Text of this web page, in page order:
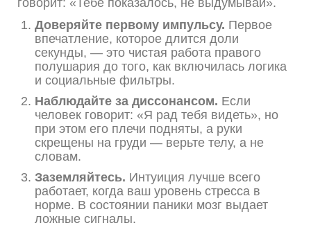
говорит: «Тебе показалось, не выдумывай».
Доверяйте первому импульсу. Первое
впечатление, которое длится доли
секунды, — это чистая работа правого
полушария до того, как включилась логика
и социальные фильтры.
Наблюдайте за диссонансом. Если
человек говорит: «Я рад тебя видеть», но
при этом его плечи подняты, а руки
скрещены на груди — верьте телу, а не
словам.
Заземляйтесь. Интуиция лучше всего
работает, когда ваш уровень стресса в
норме. В состоянии паники мозг выдает
ложные сигналы.